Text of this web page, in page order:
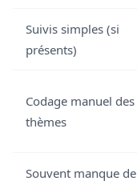
Suivis simples (si
présents)
Codage manuel des
thèmes
Souvent manque de